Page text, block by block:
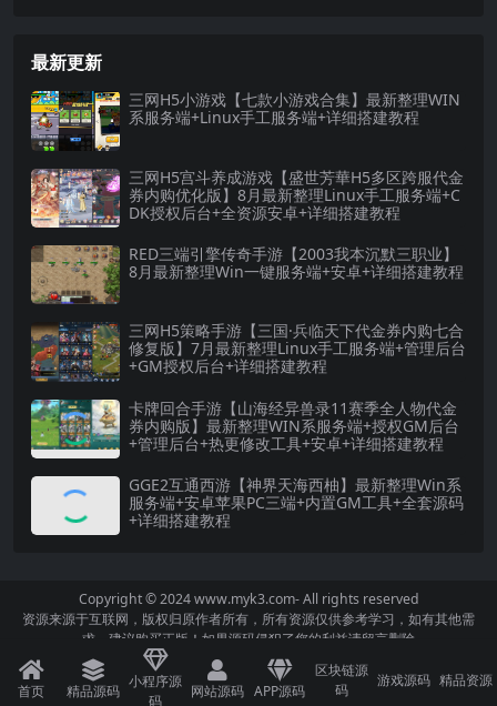
最新更新
三网H5小游戏【七款小游戏合集】最新整理WIN
系服务端+Linux手工服务端+详细搭建教程
三网H5宫斗养成游戏【盛世芳華H5多区跨服代金
券内购优化版】8月最新整理Linux手工服务端+C
DK授权后台+全资源安卓+详细搭建教程
RED三端引擎传奇手游【2003我本沉默三职业】
8月最新整理Win一键服务端+安卓+详细搭建教程
三网H5策略手游【三国·兵临天下代金券内购七合
修复版】7月最新整理Linux手工服务端+管理后台
+GM授权后台+详细搭建教程
卡牌回合手游【山海经异兽录11赛季全人物代金
券内购版】最新整理WIN系服务端+授权GM后台
+管理后台+热更修改工具+安卓+详细搭建教程
GGE2互通西游【神界天海西柚】最新整理Win系
服务端+安卓苹果PC三端+内置GM工具+全套源码
+详细搭建教程
Copyright © 2024www.myk3.com- All rights reserved
资源来源于互联网，版权归原作者所有，所有资源仅供参考学习，如有其他需
求，建议购买正版！如果源码侵犯了您的利益请留言删除
首页 精品源码
小程序源
码
网站源码 APP源码
区块链源
码
游戏源码 精品资源